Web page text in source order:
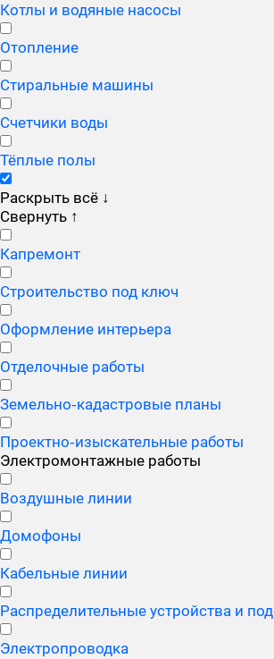
Котлы и водяные насосы
Отопление
Стиральные машины
Счетчики воды
Тёплые полы
Раскрыть всё ↓
Свернуть ↑
Капремонт
Строительство под ключ
Оформление интерьера
Отделочные работы
Земельно‑кадастровые планы
Проектно‑изыскательные работы
Электромонтажные работы
Воздушные линии
Домофоны
Кабельные линии
Распределительные устройства и
Электропроводка